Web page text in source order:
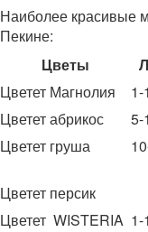
Наиболее красивые
Пекине:
Цветы
Цветет Магнолия
Цветет абрикос
5-
Цветет груша
Цветет персик
Цветет WISTERIA